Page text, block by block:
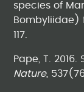
species of
Bombyliidae)
117.
Pape, T.
Nature,